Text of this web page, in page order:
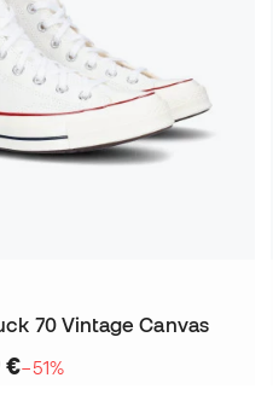
70 Vintage Canvas
€−51%